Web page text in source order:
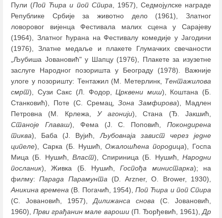
Пули (Поп Ћира и поп Спира, 1957), Седмојулске награде
Републике Србије за животно дело (1961), Златног
ловоровог вијенца Фестивала малих сцена у Сарајеву
(1964), Златног ћурана на Фестивалу комедије у Јагодини
(1976), Златне медаље и плакете Глумачких свечаности
„Љубиша Јовановић" у Шапцу (1976), Плакете за изузетне
заслуге Народног позоришта у Београду (1978). Важније
улоге у позоришту: Тентажил (М. Метерлинк, Тентажилова
смрт), Сузи Сакс (Л. Фодор,Црквени миш), Коштана (Б.
Станковић), Поте (С. Сремац,Зона Замфирова), Мадлен
Петровна (М. Крлежа, У агонији), Стана (Ђ. Јакшић,
Станоје Главаш), Фема (Ј. С. Поповић,Покондирена
тиква), Баба (Ј. Вујић,Љубовнаја завист через једне
ципеле), Сарка (Б. Нушић,Ожалошћена породица), Госпа
Мица (Б. Нушић, Власт), Спириница (Б. Нушић,Народни
посланик), Живка (Б. Нушић,Госпођа министарка); на
филму:Парада Парамунта(D. Arzner, O. Brower, 1930),
Аникина времена (В. Погачић, 1954),Поп Ћира и поп Спира
(С. Јовановић, 1957),Дилижанса снова (С. Јовановић,
1960),Први грађанин мале вароши(П. Ђорђевић, 1961),Др